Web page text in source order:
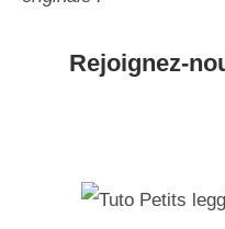
Rejoignez-